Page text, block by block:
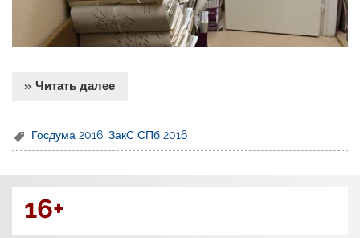
» Читать далее
Госдума 2016 ,ЗакС СПб 2016
16+